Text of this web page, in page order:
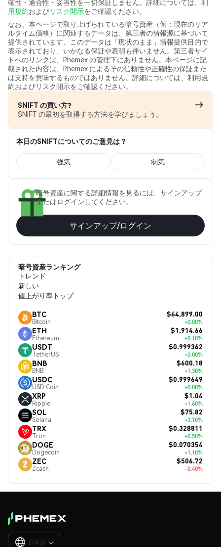
確性・適合性・妥当性を一切保証しません。詳細については、 利
用規約およびリスク開示をご確認ください。
なお、本ページで取り上げられている暗号資産（例：現在のリア
ルタイム価格）に関連するデータは、第三者の情報源に基づいて
提供されています。このデータは「現状のまま」情報提供目的で
表示されており、いかなる保証や表明も伴いません。第三者サイ
トへのリンクは、Phemex の管理下にありません。本ページに記
載された内容は、Phemex によるその信頼性や正確性の保証また
は支持を意味するものではありません。詳細については、利用規
約およびリスク開示をご確認ください。
SNIFT の買い方?
SNIFT の最初を取得する方法を学びましょう。
本日のSNIFTについてのご意見は？
強気 弱気
暗号資産に関する詳細情報を見るには、サインアップ
またはログインしてください。
サインアップ/ログイン
暗号資産ランキング
トレンド
新しい
値上がり率トップ
BTC
Bitcoin
$64,899.00
+0.00%
ETH
Ethereum
$1,914.66
+0.10%
USDT
TetherUS
$0.999362
+0.00%
BNB
BNB
$600.18
+1.30%
USDC
USD Coin
$0.999649
+0.00%
XRP
Ripple
$1.04
+1.60%
SOL
Solana
$75.82
+3.10%
TRX
Tron
$0.328811
+0.50%
DOGE
Dogecoin
$0.070354
+1.10%
ZEC
Zcash
$506.72
-0.40%
日本語 